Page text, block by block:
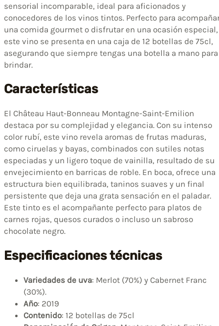
sensorial incomparable, ideal para aficionados y
conocedores de los vinos tintos. Perfecto para
una comida gourmet o disfrutar en una ocasión especial,
este vino se presenta en una caja de 12 botellas de 75cl,
asegurando que siempre tengas una botella a mano para
brindar.
Características
El Château Haut-Bonneau Montagne-Saint-Emilion
destaca por su complejidad y elegancia. Con su intenso
color rubí, este vino revela aromas de frutas maduras,
como ciruelas y bayas, combinados con sutiles notas
especiadas y un ligero toque de vainilla, resultado de su
envejecimiento en barricas de roble. En boca, ofrece una
estructura bien equilibrada, taninos suaves y un final
persistente que deja una grata sensación en el paladar.
Este tinto es el acompañante perfecto para platos de
carnes rojas, quesos curados o incluso un sabroso
chocolate negro.
Especificaciones técnicas
Variedades de uva: Merlot (70%) y Cabernet Franc
(30%).
Año: 2019
Contenido: 12 botellas de 75cl